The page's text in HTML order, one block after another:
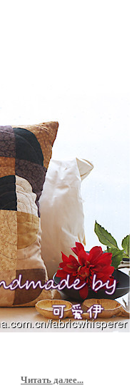
Читать далее...